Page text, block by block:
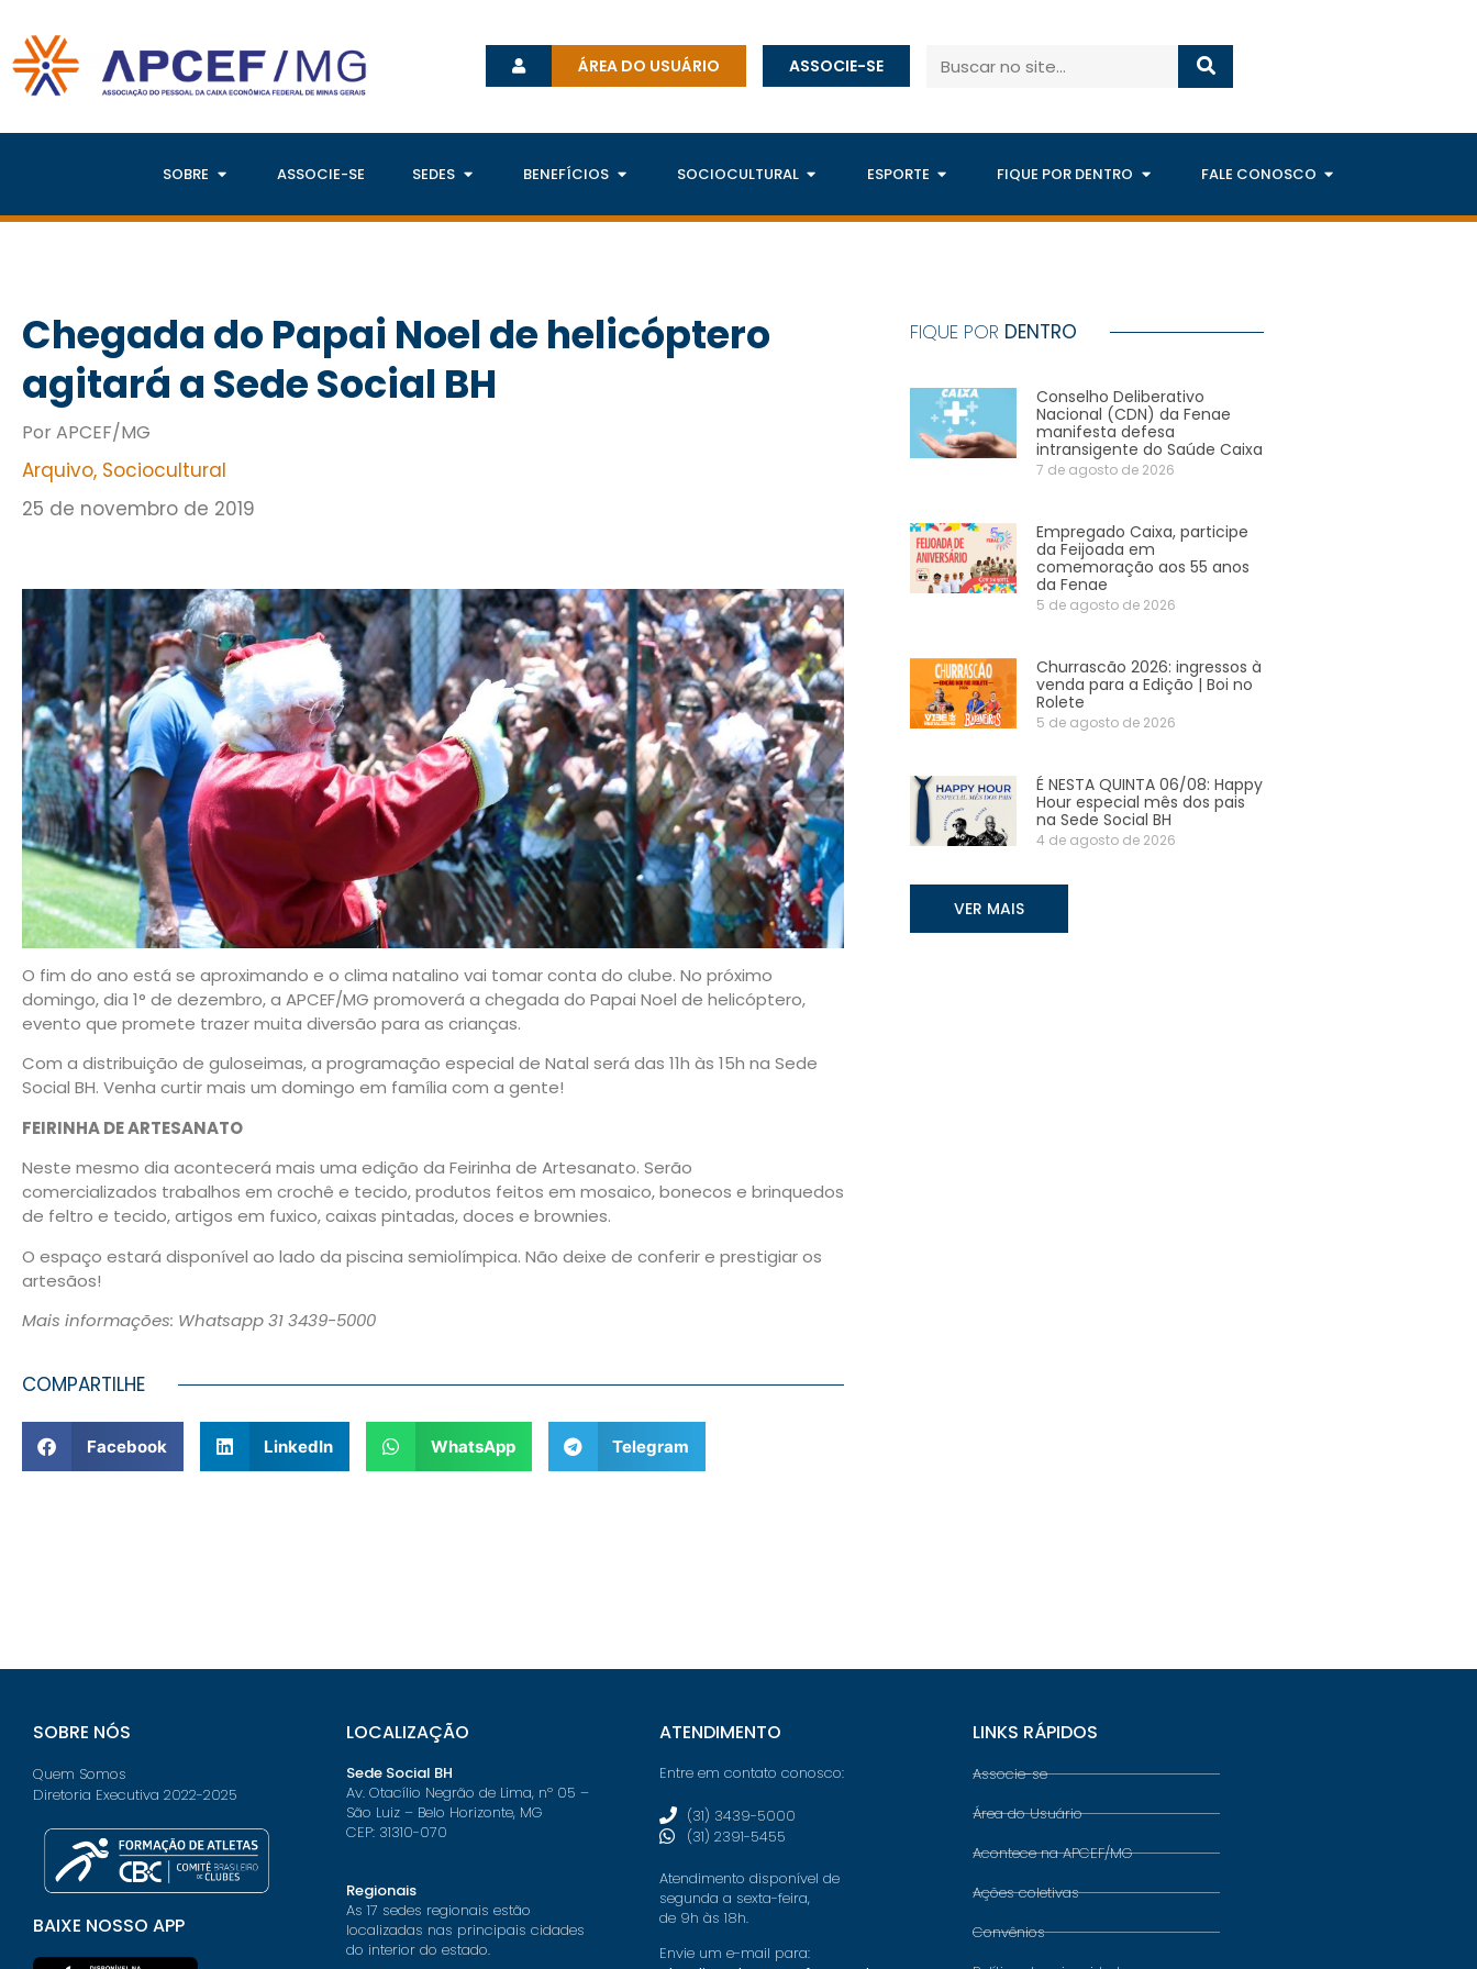
ÁREA DO USUÁRIO ASSOCIE-SE
SOBRE ASSOCIE-SE SEDES BENEFÍCIOS SOCIOCULTURAL ESPORTE FIQUE POR DENTRO FALE CONOSCO
Chegada do Papai Noel de helicóptero
agitará a Sede Social BH
Por APCEF/MG
Arquivo, Sociocultural
25 de novembro de 2019
O fim do ano está se aproximando e o clima natalino vai tomar conta do clube. No próximo
domingo, dia 1° de dezembro, a APCEF/MG promoverá a chegada do Papai Noel de helicóptero,
evento que promete trazer muita diversão para as crianças.
Com a distribuição de guloseimas, a programação especial de Natal será das 11h às 15h na Sede
Social BH. Venha curtir mais um domingo em família com a gente!
FEIRINHA DE ARTESANATO
Neste mesmo dia acontecerá mais uma edição da Feirinha de Artesanato. Serão
comercializados trabalhos em crochê e tecido, produtos feitos em mosaico, bonecos e brinquedos
de feltro e tecido, artigos em fuxico, caixas pintadas, doces e brownies.
O espaço estará disponível ao lado da piscina semiolímpica. Não deixe de conferir e prestigiar os
artesãos!
Mais informações: Whatsapp 31 3439-5000
COMPARTILHE
Facebook LinkedIn WhatsApp Telegram
FIQUE POR DENTRO
Conselho Deliberativo
Nacional (CDN) da Fenae
manifesta defesa
intransigente do Saúde Caixa
7 de agosto de 2026
Empregado Caixa, participe
da Feijoada em
comemoração aos 55 anos
da Fenae
5 de agosto de 2026
Churrascão 2026: ingressos à
venda para a Edição | Boi no
Rolete
5 de agosto de 2026
É NESTA QUINTA 06/08: Happy
Hour especial mês dos pais
na Sede Social BH
4 de agosto de 2026
VER MAIS
SOBRE NÓS
Quem Somos
Diretoria Executiva 2022-2025
BAIXE NOSSO APP
LOCALIZAÇÃO
Sede Social BH
Av. Otacílio Negrão de Lima, nº 05 –
São Luiz – Belo Horizonte, MG
CEP: 31310-070
Regionais
As 17 sedes regionais estão
localizadas nas principais cidades
do interior do estado.
ATENDIMENTO
Entre em contato conosco:
(31) 3439-5000
(31) 2391-5455
Atendimento disponível de
segunda a sexta-feira,
de 9h às 18h.
Envie um e-mail para:
LINKS RÁPIDOS
Associe-se
Área do Usuário
Acontece na APCEF/MG
Ações coletivas
Convênios